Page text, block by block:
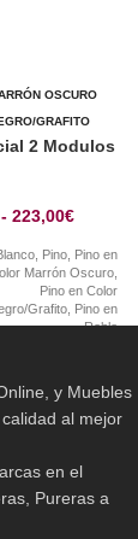
OSCURO
GRAFITO
2 Modulos
- 223,00€
Pino Pino en
Marrón Oscuro
Pino en Color
Grafito Pino en
Roble
y Muebles
al mejor
en el
Pureras a